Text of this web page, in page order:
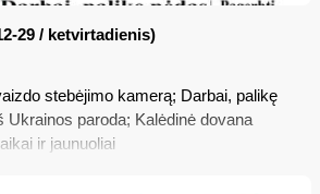
29 / ketvirtadienis)
stebėjimo kamerą; Darbai, palikę
Ukrainos paroda; Kalėdinė dovana
ir jaunuoliai